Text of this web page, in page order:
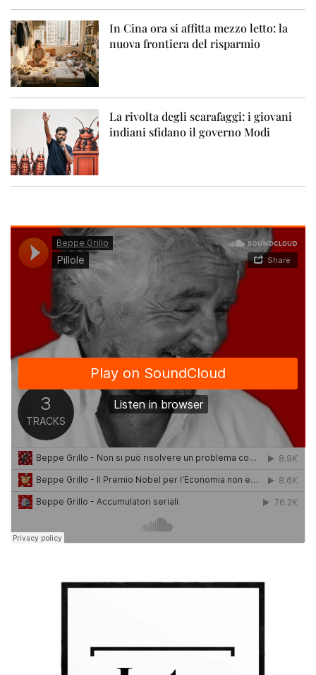
In Cina ora si affitta mezzo letto: la
nuova frontiera del risparmio
La rivolta degli scarafaggi: i giovani
indiani sfidano il governo Modi